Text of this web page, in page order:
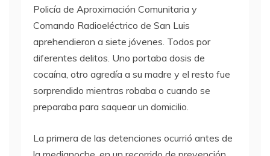
Policía de Aproximación Comunitaria y
Comando Radioeléctrico de San Luis
aprehendieron a siete jóvenes. Todos por
diferentes delitos. Uno portaba dosis de
cocaína, otro agredía a su madre y el resto fue
sorprendido mientras robaba o cuando se
preparaba para saquear un domicilio.
La primera de las detenciones ocurrió antes de